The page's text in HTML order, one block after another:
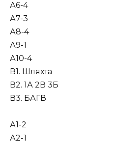
А6-4
А7-3
А8-4
А9-1
А10-4
В1. Шляхта
В2. 1А 2В 3Б
В3. БАГВ
А1-2
А2-1